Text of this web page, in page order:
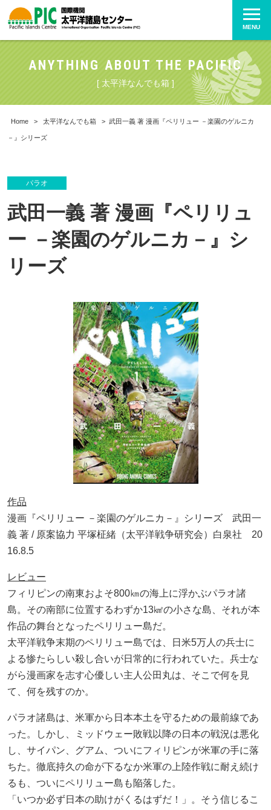
MENU
ANYTHING ABOUT THE PACIFIC
[ 太平洋なんでも箱 ]
Home > 太平洋なんでも箱 > 武田一義 著 漫画『ペリリュー －楽園のゲルニカ
－』シリーズ
パラオ
武田一義 著 漫画『ペリリュ
ー －楽園のゲルニカ－』シ
リーズ
作品
漫画『ペリリュー －楽園のゲルニカ－』シリーズ 武田一
義 著 / 原案協力 平塚柾緒（太平洋戦争研究会）白泉社 20
16.8.5
レビュー
フィリピンの南東およそ800㎞の海上に浮かぶパラオ諸
島。その南部に位置するわずか13㎢の小さな島、それが本
作品の舞台となったペリリュー島だ。
太平洋戦争末期のペリリュー島では、日米5万人の兵士に
よる惨たらしい殺し合いが日常的に行われていた。兵士な
がら漫画家を志す心優しい主人公田丸は、そこで何を見
て、何を残すのか。
パラオ諸島は、米軍から日本本土を守るための最前線であ
った。しかし、ミッドウェー敗戦以降の日本の戦況は悪化
し、サイパン、グアム、ついにフィリピンが米軍の手に落
ちた。徹底持久の命が下るなか米軍の上陸作戦に耐え続け
るも、ついにペリリュー島も陥落した。
「いつか必ず日本の助けがくるはずだ！」。そう信じるこ